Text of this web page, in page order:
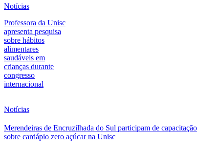
Notícias
Professora da Unisc
apresenta pesquisa
sobre hábitos
alimentares
saudáveis em
crianças durante
congresso
internacional
Notícias
Merendeiras de Encruzilhada do Sul participam de capacitação
sobre cardápio zero açúcar na Unisc